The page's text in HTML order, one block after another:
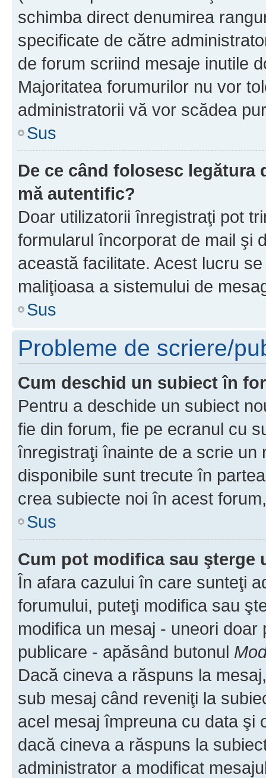
schimba direct denumirea
specificate de către
de forum scriind mesaje inutile
Majoritatea forumurilor nu vor
administratorii vă vor scădea
Sus
De ce când folosesc
mă autentific?
Doar utilizatorii înregistraţi pot
formularul încorporat de mail şi
această facilitate. Acest lucru
maliţioasa a sistemului de
Sus
Probleme de scriere/
Cum deschid un subiect în
Pentru a deschide un subiect
fie din forum, fie pe ecranul cu
înregistraţi înainte de a scrie un
disponibile sunt trecute în
crea subiecte noi în acest
Sus
Cum pot modifica sau şterge
În afara cazului în care sunteţi
forumului, puteţi modifica sau
modifica un mesaj - uneori
publicare - apăsând butonul
Dacă cineva a răspuns la
sub mesaj când reveniţi la
acel mesaj împreuna cu data şi
dacă cineva a răspuns la
administrator a modificat